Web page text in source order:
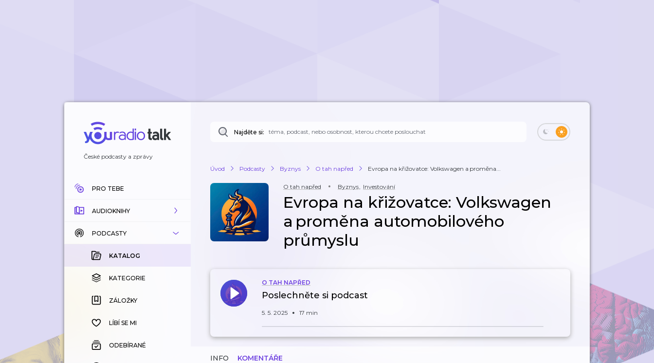
České podcasty a zprávy
PRO TEBE
AUDIOKNIHY
KATALOG
KOUPENÉ
KATEGORIE
ZÁLOŽKY
HISTORIE
PODCASTY
KATALOG
KATEGORIE
ZÁLOŽKY
LÍBÍ SE MI
ODEBÍRANÉ
Najděte si:
Úvod Podcasty Byznys O tah napřed Evropa na křižovatce: Volkswagen a proměna...
O tah napřed Byznys, Investování
Evropa na křižovatce: Volkswagen
a proměna automobilového
průmyslu
O TAH NAPŘED
Poslechněte si podcast
5. 5. 2025 17 min
INFO KOMENTÁŘE